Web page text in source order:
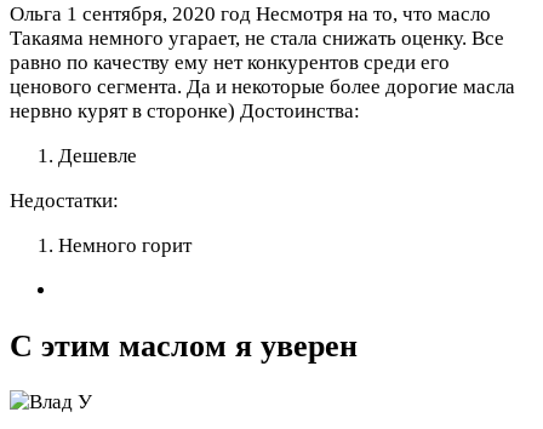
Ольга 1 сентября, 2020 год Несмотря на то, что масло
Такаяма немного угарает, не стала снижать оценку. Все
равно по качеству ему нет конкурентов среди его
ценового сегмента. Да и некоторые более дорогие масла
нервно курят в сторонке) Достоинства:
Дешевле
Недостатки:
Немного горит
С этим маслом я уверен